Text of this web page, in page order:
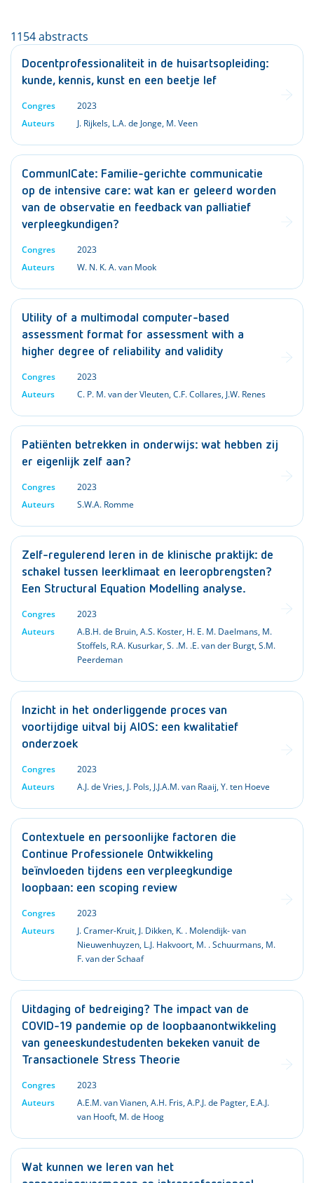
1154 abstracts
Docentprofessionaliteit in de huisartsopleiding:
kunde, kennis, kunst en een beetje lef
Congres
2023
Auteurs
J. Rijkels, L.A. de Jonge, M. Veen
CommunICate: Familie-gerichte communicatie
op de intensive care: wat kan er geleerd worden
van de observatie en feedback van palliatief
verpleegkundigen?
Congres
2023
Auteurs
W. N. K. A. van Mook
Utility of a multimodal computer-based
assessment format for assessment with a
higher degree of reliability and validity
Congres
2023
Auteurs
C. P. M. van der Vleuten,C.F. Collares, J.W. Renes
Patiënten betrekken in onderwijs: wat hebben zij
er eigenlijk zelf aan?
Congres
2023
Auteurs
S.W.A. Romme
Zelf-regulerend leren in de klinische praktijk: de
schakel tussen leerklimaat en leeropbrengsten?
Een Structural Equation Modelling analyse.
Congres
2023
Auteurs
A.B.H. de Bruin,A.S. Koster, H. E. M. Daelmans, M.
Stoffels, R.A. Kusurkar,S. .M. .E. van der Burgt,S.M.
Peerdeman
Inzicht in het onderliggende proces van
voortijdige uitval bij AIOS: een kwalitatief
onderzoek
Congres
2023
Auteurs
A.J. de Vries, J. Pols, J.J.A.M. van Raaij,Y. ten Hoeve
Contextuele en persoonlijke factoren die
Continue Professionele Ontwikkeling
beïnvloeden tijdens een verpleegkundige
loopbaan: een scoping review
Congres
2023
Auteurs
J. Cramer-Kruit, J. Dikken, K. . Molendijk- van
Nieuwenhuyzen, L.J. Hakvoort, M. . Schuurmans, M.
F. van der Schaaf
Uitdaging of bedreiging? The impact van de
COVID-19 pandemie op de loopbaanontwikkeling
van geneeskundestudenten bekeken vanuit de
Transactionele Stress Theorie
Congres
2023
Auteurs
A.E.M. van Vianen,A.H. Fris,A.P.J. de Pagter, E.A.J.
van Hooft, M. de Hoog
Wat kunnen we leren van het